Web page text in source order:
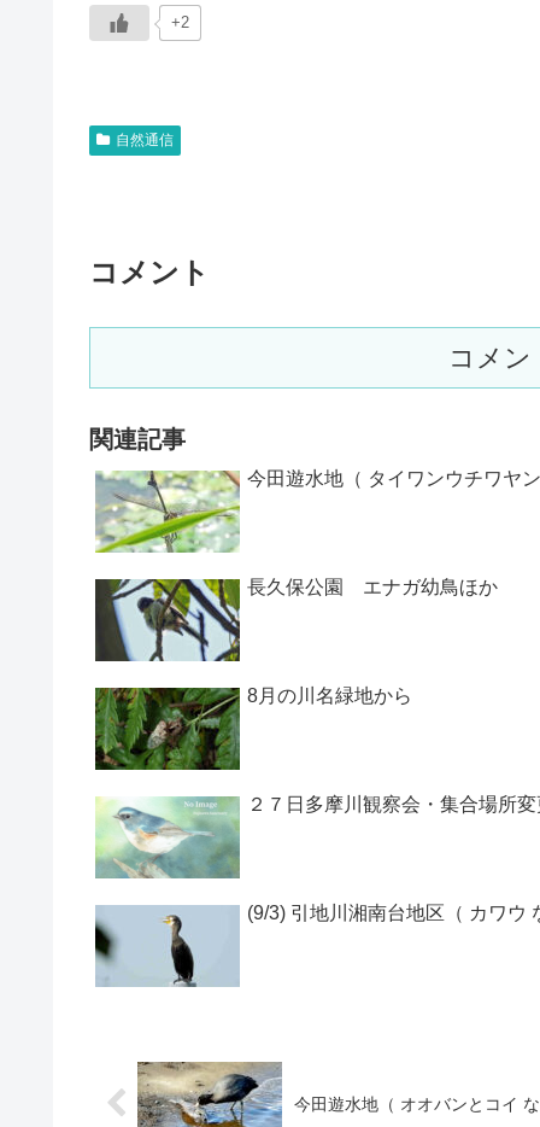
+2
自然通信
コメント
コメン
関連記事
今田遊水地（ タイワンウチワヤ
長久保公園 エナガ幼鳥ほか
8月の川名緑地から
２７日多摩川観察会・集合場所
(9/3) 引地川湘南台地区（ カワウ
今田遊水地（ オオバンとコイ